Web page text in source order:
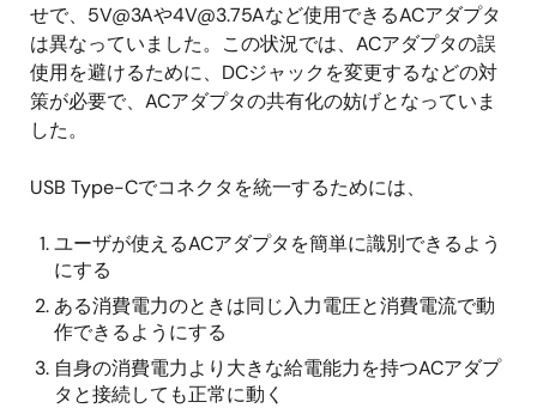
せで、5V@3Aや4V@3.75Aなど使用できるACアダプタ
は異なっていました。この状況では、ACアダプタの誤
使用を避けるために、DCジャックを変更するなどの対
策が必要で、ACアダプタの共有化の妨げとなっていま
した。
USB Type-Cでコネクタを統一するためには、
ユーザが使えるACアダプタを簡単に識別できるよう
にする
ある消費電力のときは同じ入力電圧と消費電流で動
作できるようにする
自身の消費電力より大きな給電能力を持つACアダプ
タと接続しても正常に動く